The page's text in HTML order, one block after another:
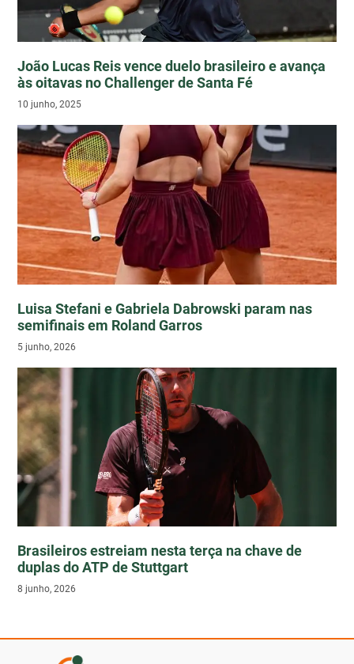
João Lucas Reis vence duelo brasileiro e avança
às oitavas no Challenger de Santa Fé
10 junho, 2025
Luisa Stefani e Gabriela Dabrowski param nas
semifinais em Roland Garros
5 junho, 2026
Brasileiros estreiam nesta terça na chave de
duplas do ATP de Stuttgart
8 junho, 2026